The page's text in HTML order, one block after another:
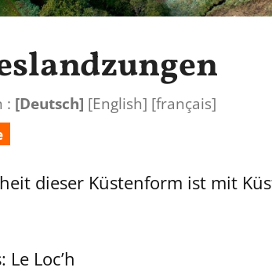
: [Deutsch] [English] [français]
dieser Küstenform ist mit
Loc’h